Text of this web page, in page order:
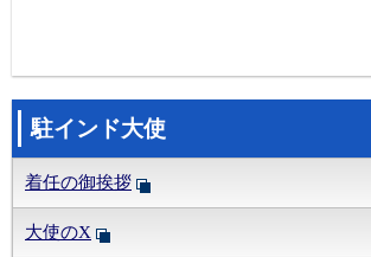
駐インド大使
着任の御挨拶
大使のX